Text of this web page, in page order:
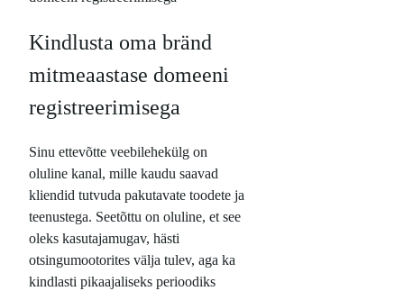
Kindlusta oma bränd
mitmeaastase domeeni
registreerimisega
Sinu ettevõtte veebilehekülg on
oluline kanal, mille kaudu saavad
kliendid tutvuda pakutavate toodete ja
teenustega. Seetõttu on oluline, et see
oleks kasutajamugav, hästi
otsingumootorites välja tulev, aga ka
kindlasti pikaajaliseks perioodiks